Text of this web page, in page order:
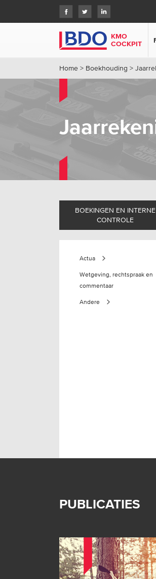
KMO
COCKPIT
Home > Boekhouding >
BOEKINGEN EN INTERNE
CONTROLE
Actua
Wetgeving, rechtspraak en
commentaar
Andere
PUBLICATIES